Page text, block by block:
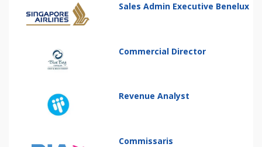
Sales Admin Executive Benelux
Commercial Director
Revenue Analyst
Commissaris